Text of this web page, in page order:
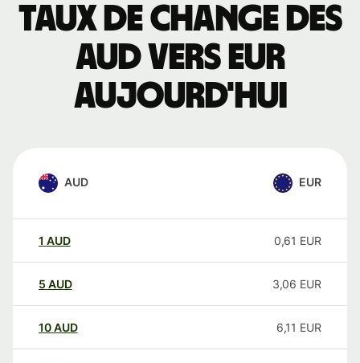
Taux de change des
AUD vers EUR
aujourd'hui
AUD EUR
1 AUD 0,61 EUR
5 AUD 3,06 EUR
10AUD 6,11 EUR